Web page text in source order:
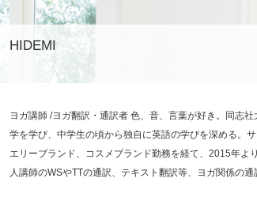
HIDEMI
ヨガ講師 /ヨガ翻訳・通訳者 色、音、言葉が好き。同志
学を学び、中学生の頃から独自に英語の学びを深める。
エリーブランド、コスメブランド勤務を経て、2015年よ
人講師のWSやTTの通訳、テキスト翻訳等、ヨガ関係の通